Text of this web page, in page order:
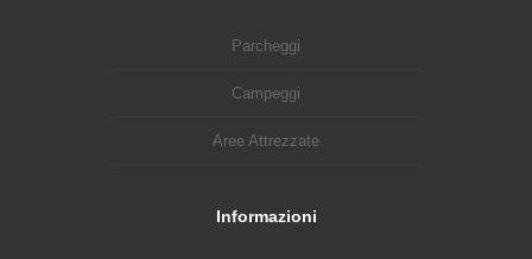
Parcheggi
Campeggi
Aree Attrezzate
Informazioni